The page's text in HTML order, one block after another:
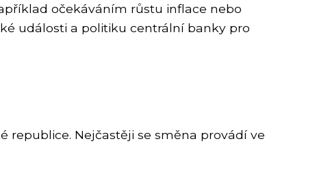
očekáváním růstu inflace nebo
události a politiku centrální banky pro
republice. Nejčastěji se směna provádí ve